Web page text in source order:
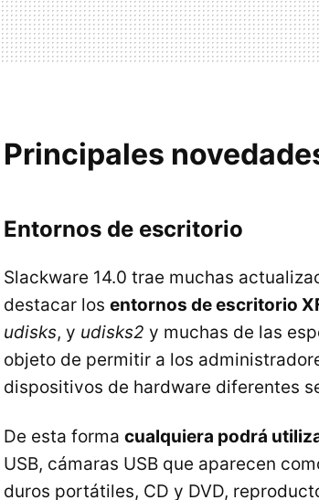
Principales
Entornos de escritorio
Slackware 14.0 trae muchas
destacar los entornos de escritorio
udisks, y udisks2 y muchas de las
objeto de permitir a los
dispositivos de hardware diferentes
De esta forma cualquiera podrá
USB, cámaras USB que aparecen
duros portátiles, CD y DVD,